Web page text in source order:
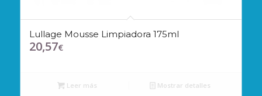
Lullage Mousse Limpiadora 175ml
20,57€
Leer más Mostrar detalles